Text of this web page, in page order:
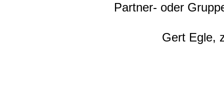
Partner- oder
Gert Egle,